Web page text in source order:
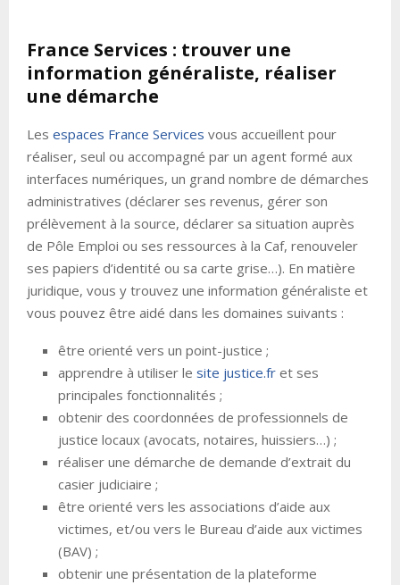
France Services : trouver une
information généraliste, réaliser
une démarche
Les espaces France Services vous accueillent pour
réaliser, seul ou accompagné par un agent formé aux
interfaces numériques, un grand nombre de démarches
administratives (déclarer ses revenus, gérer son
prélèvement à la source, déclarer sa situation auprès
de Pôle Emploi ou ses ressources à la Caf, renouveler
ses papiers d’identité ou sa carte grise…). En matière
juridique, vous y trouvez une information généraliste et
vous pouvez être aidé dans les domaines suivants :
être orienté vers un point-justice ;
apprendre à utiliser le site justice.fr et ses
principales fonctionnalités ;
obtenir des coordonnées de professionnels de
justice locaux (avocats, notaires, huissiers…) ;
réaliser une démarche de demande d’extrait du
casier judiciaire ;
être orienté vers les associations d’aide aux
victimes, et/ou vers le Bureau d’aide aux victimes
(BAV) ;
obtenir une présentation de la plateforme